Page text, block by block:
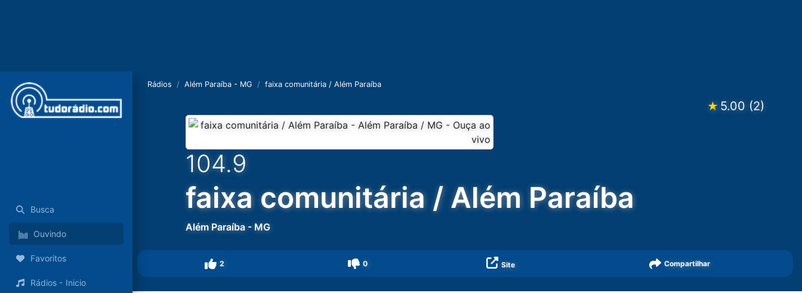
Busca
Ouvindo
Favoritos
Rádios - Inicio
Rádios Além Paraíba - MG faixa comunitária / Além Paraíba
★ 5.00 (2)
104.9
faixa comunitária / Além Paraíba
Além Paraíba - MG
2 0 Site Compartilhar